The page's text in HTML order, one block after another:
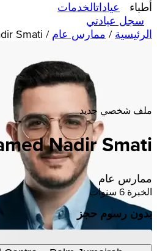
أطباء عياداتالخدمات
سجل عيادتي
الرئيسية / ممارس عام /
Smati
ملف شخصي جديد
Nadir Smati
ممارس عام
الخبرة 6 سنوات
بدون رسوم حجز